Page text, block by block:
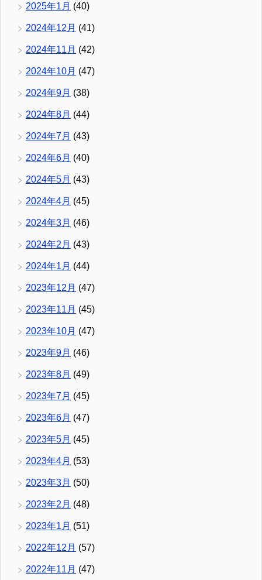
2025年1月 (40)
2024年12月 (41)
2024年11月 (42)
2024年10月 (47)
2024年9月 (38)
2024年8月 (44)
2024年7月 (43)
2024年6月 (40)
2024年5月 (43)
2024年4月 (45)
2024年3月 (46)
2024年2月 (43)
2024年1月 (44)
2023年12月 (47)
2023年11月 (45)
2023年10月 (47)
2023年9月 (46)
2023年8月 (49)
2023年7月 (45)
2023年6月 (47)
2023年5月 (45)
2023年4月 (53)
2023年3月 (50)
2023年2月 (48)
2023年1月 (51)
2022年12月 (57)
2022年11月 (47)